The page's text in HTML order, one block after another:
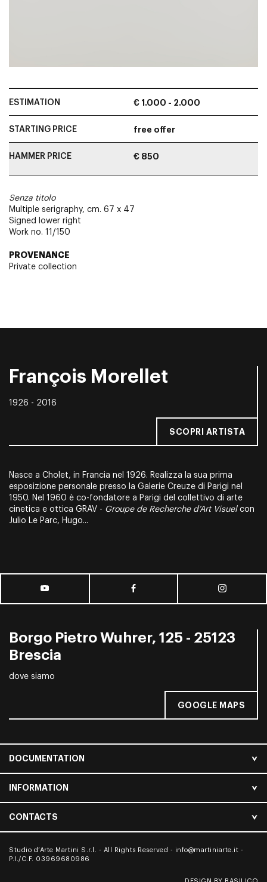
ESTIMATION € 1.000 - 2.000
STARTING PRICE free offer
HAMMER PRICE € 850
Senza titolo
Multiple serigraphy, cm. 67 x 47
Signed lower right
Work no. 11/150
PROVENANCE
Private collection
François Morellet
1926 - 2016
SCOPRI ARTISTA
Nasce a Cholet, in Francia nel 1926. Realizza la sua prima
esposizione personale presso la Galerie Creuze di Parigi nel
1950. Nel 1960 è co-fondatore a Parigi del collettivo di arte
cinetica e ottica GRAV - Groupe de Recherche d’Art Visuel con
Julio Le Parc, Hugo...
Borgo Pietro Wuhrer, 125 - 25123
Brescia
dove siamo
GOOGLE MAPS
DOCUMENTATION
INFORMATION
CONTACTS
Studio d’Arte Martini S.r.l. - All Rights Reserved - info@martiniarte.it -
P.I./C.F. 03969680986